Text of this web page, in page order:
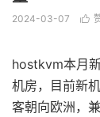
2024-03-07 
hostkvm本月
机房，目前新
客朝向欧洲，